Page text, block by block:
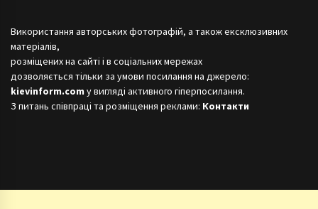
Використання авторських фотографій, а також ексклюзивних
матеріалів,
розміщених на сайті і в соціальних мережах
дозволяється тільки за умови посилання на джерело:
kievinform.com у вигляді активного гіперпосилання.
З питань співпраці та розміщення реклами: Контакти